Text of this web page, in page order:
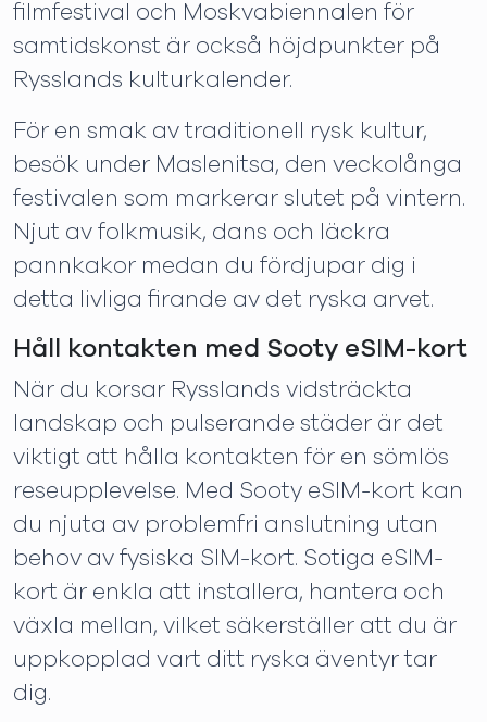
filmfestival och Moskvabiennalen för
samtidskonst är också höjdpunkter på
Rysslands kulturkalender.
För en smak av traditionell rysk kultur,
besök under Maslenitsa, den veckolånga
festivalen som markerar slutet på vintern.
Njut av folkmusik, dans och läckra
pannkakor medan du fördjupar dig i
detta livliga firande av det ryska arvet.
Håll kontakten med Sooty eSIM-kort
När du korsar Rysslands vidsträckta
landskap och pulserande städer är det
viktigt att hålla kontakten för en sömlös
reseupplevelse. Med Sooty eSIM-kort kan
du njuta av problemfri anslutning utan
behov av fysiska SIM-kort. Sotiga eSIM-
kort är enkla att installera, hantera och
växla mellan, vilket säkerställer att du är
uppkopplad vart ditt ryska äventyr tar
dig.